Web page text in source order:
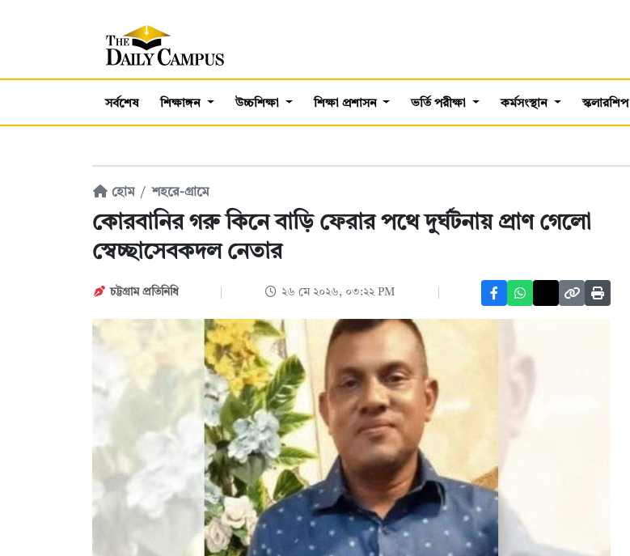
সর্বশেষ শিক্ষাঙ্গন উচ্চশিক্ষা শিক্ষা প্রশাসন ভর্তি পরীক্ষা কর্মসংস্থান স্কলারশিপ
হোম শহরে-গ্রামে
কোরবানির গরু কিনে বাড়ি ফেরার পথে দুর্ঘটনায় প্রাণ গেলো
স্বেচ্ছাসেবকদল নেতার
চট্টগ্রাম প্রতিনিধি ২৬ মে ২০২৬, ০৩:২২ PM